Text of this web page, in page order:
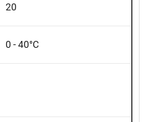
20
0 - 40°C